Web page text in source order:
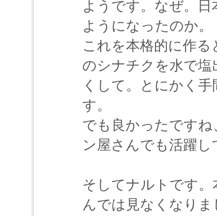
ようです。なぜ。
ようになったのか。
これを本格的に作
のシナチクを水で
くして。とにかく
す。
でも良かったです
ン屋さんでも活躍
そしてナルトです
んでは見なくなり